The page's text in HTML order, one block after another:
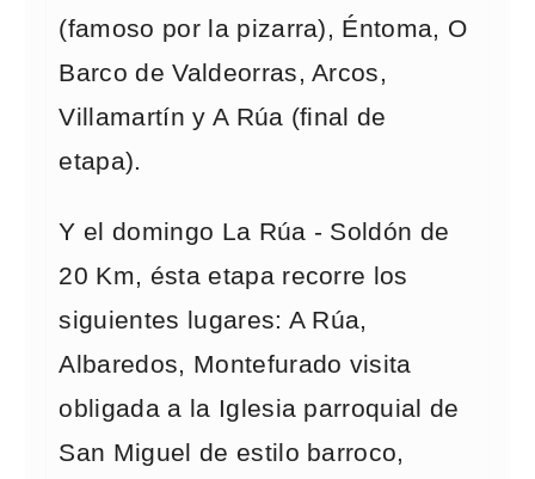
(famoso por la pizarra), Éntoma, O
Barco de Valdeorras, Arcos,
Villamartín y A Rúa (final de
etapa).
Y el domingo La Rúa - Soldón de
20 Km, ésta etapa recorre los
siguientes lugares: A Rúa,
Albaredos, Montefurado visita
obligada a la Iglesia parroquial de
San Miguel de estilo barroco,